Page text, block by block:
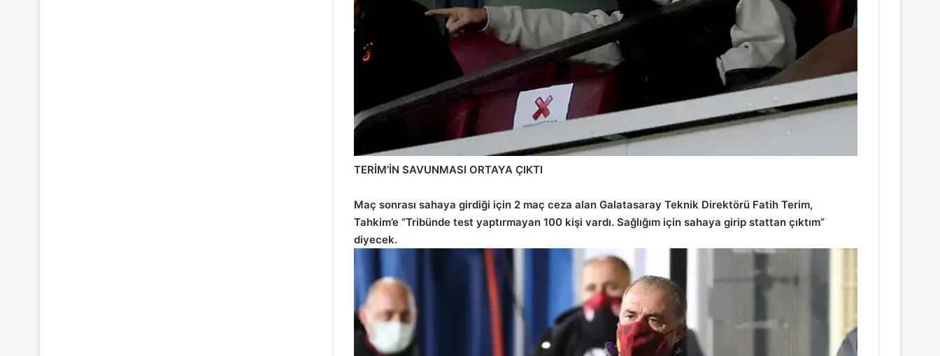
TERİM’İN SAVUNMASI ORTAYA ÇIKTI
Maç sonrası sahaya girdiği için 2 maç ceza alan Galatasaray Teknik Direktörü Fatih Terim,
Tahkim’e “Tribünde test yaptırmayan 100 kişi vardı. Sağlığım için sahaya girip stattan çıktım”
diyecek.